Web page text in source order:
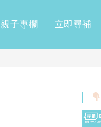
親子專欄 立即尋補